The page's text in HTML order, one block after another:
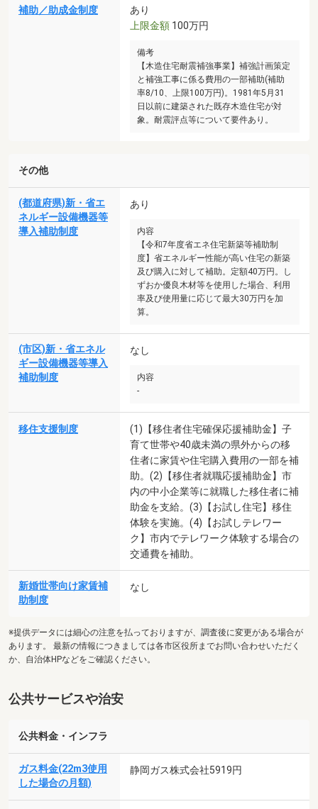
補助／助成金制度
あり
上限金額 100万円
備考
【木造住宅耐震補強事業】補強計画策定
と補強工事に係る費用の一部補助(補助
率8/10、上限100万円)。1981年5月31
日以前に建築された既存木造住宅が対
象。耐震評点等について要件あり。
その他
(都道府県)新・省エ
ネルギー設備機器等
導入補助制度
あり
内容
【令和7年度省エネ住宅新築等補助制
度】省エネルギー性能が高い住宅の新築
及び購入に対して補助。定額40万円。し
ずおか優良木材等を使用した場合、利用
率及び使用量に応じて最大30万円を加
算。
(市区)新・省エネル
ギー設備機器等導入
補助制度
なし
内容
-
移住支援制度
(1)【移住者住宅確保応援補助金】子
育て世帯や40歳未満の県外からの移
住者に家賃や住宅購入費用の一部を補
助。(2)【移住者就職応援補助金】市
内の中小企業等に就職した移住者に補
助金を支給。(3)【お試し住宅】移住
体験を実施。(4)【お試しテレワー
ク】市内でテレワーク体験する場合の
交通費を補助。
新婚世帯向け家賃補
助制度
なし
※提供データには細心の注意を払っておりますが、調査後に変更がある場合が
あります。 最新の情報につきましては各市区役所までお問い合わせいただく
か、自治体HPなどをご確認ください。
公共サービスや治安
公共料金・インフラ
ガス料金(22m3使用
した場合の月額)
静岡ガス株式会社5919円